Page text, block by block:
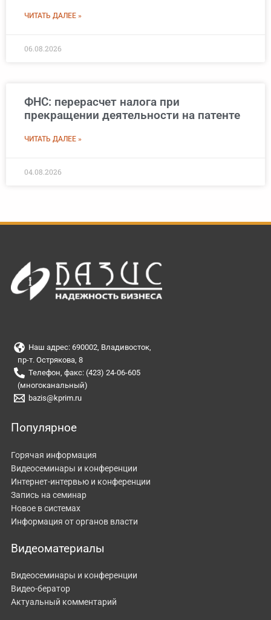
ЧИТАТЬ ДАЛЕЕ »
06.08.2026
ФНС: перерасчет налога при
прекращении деятельности на патенте
ЧИТАТЬ ДАЛЕЕ »
04.08.2026
Наш адрес: 690002, Владивосток,
пр-т. Острякова, 8
Телефон, факс: (423) 24-06-605
(многоканальный)
bazis@kprim.ru
Популярное
Горячая информация
Видеосеминары и конференции
Интернет-интервью и конференции
Запись на семинар
Новое в системах
Информация от органов власти
Видеоматериалы
Видеосеминары и конференции
Видео-бератор
Актуальный комментарий